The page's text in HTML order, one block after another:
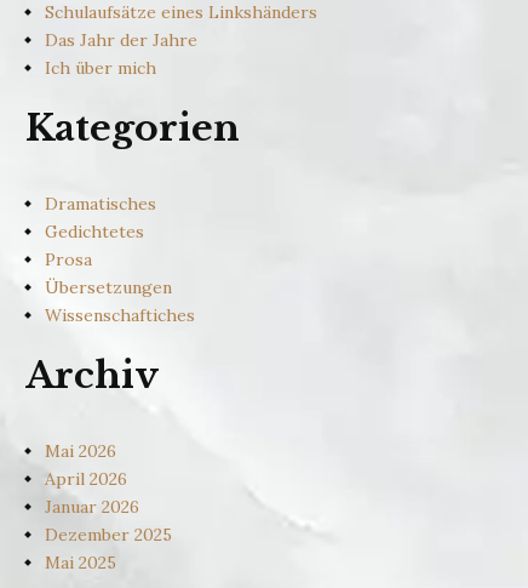
Schulaufsätze eines Linkshänders
Das Jahr der Jahre
Ich über mich
Kategorien
Dramatisches
Gedichtetes
Prosa
Übersetzungen
Wissenschaftiches
Archiv
Mai 2026
April 2026
Januar 2026
Dezember 2025
Mai 2025